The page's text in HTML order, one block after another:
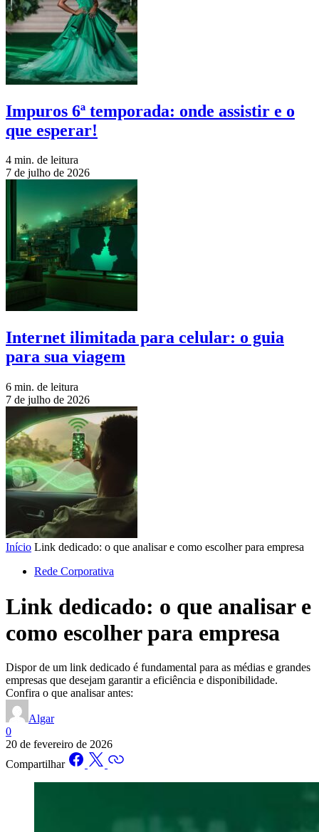
Impuros 6ª temporada: onde assistir e o
que esperar!
4 min. de leitura
7 de julho de 2026
Internet ilimitada para celular: o guia
para sua viagem
6 min. de leitura
7 de julho de 2026
Início Link dedicado: o que analisar e como escolher para empresa
Rede Corporativa
Link dedicado: o que analisar e
como escolher para empresa
Dispor de um link dedicado é fundamental para as médias e grandes
empresas que desejam garantir a eficiência e disponibilidade.
Confira o que analisar antes:
Algar
0
20 de fevereiro de 2026
Compartilhar